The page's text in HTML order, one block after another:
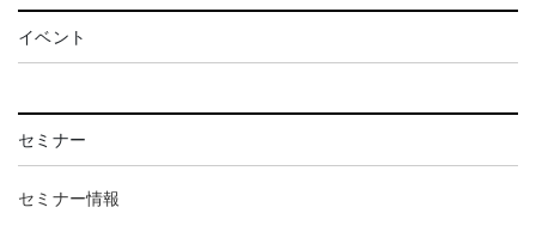
イベント
セミナー
セミナー情報